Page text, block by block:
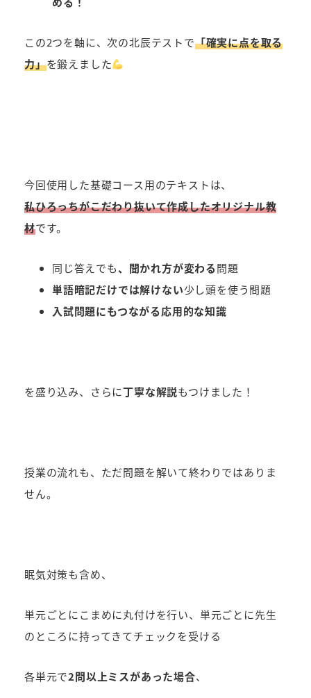
この2つを軸に、次の北辰テストで「確実に点を取る
力」を鍛えました
今回使用した基礎コース用のテキストは、
私ひろっちがこだわり抜いて作成したオリジナル教
材です。
同じ答えでも、聞かれ方が変わる問題
単語暗記だけでは解けない少し頭を使う問題
入試問題にもつながる応用的な知識
を盛り込み、さらに丁寧な解説もつけました！
授業の流れも、ただ問題を解いて終わりではありま
せん。
眠気対策も含め、
単元ごとにこまめに丸付けを行い、単元ごとに先生
のところに持ってきてチェックを受ける
各単元で2問以上ミスがあった場合、